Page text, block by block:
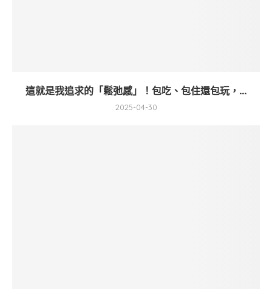
這就是我追求的「鬆弛感」！包吃、包住還包玩，...
2025-04-30